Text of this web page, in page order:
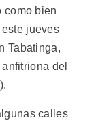
como bien
jueves
Tabatinga,
del
calles